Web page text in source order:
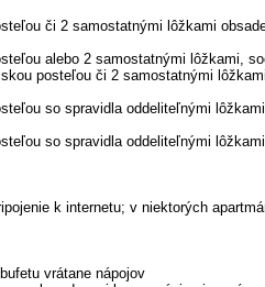
či 2 samostatnými lôžkami
alebo 2 samostatnými lôžkami,
posteľou či 2 samostatnými
so spravidla oddeliteľnými
so spravidla oddeliteľnými
k internetu; v niektorých
vrátane nápojov